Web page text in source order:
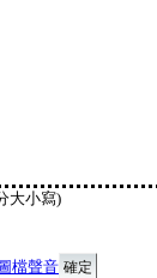
大小寫)
檔聲音